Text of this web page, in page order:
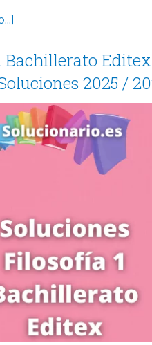
Bachillerato Editex
2025 /